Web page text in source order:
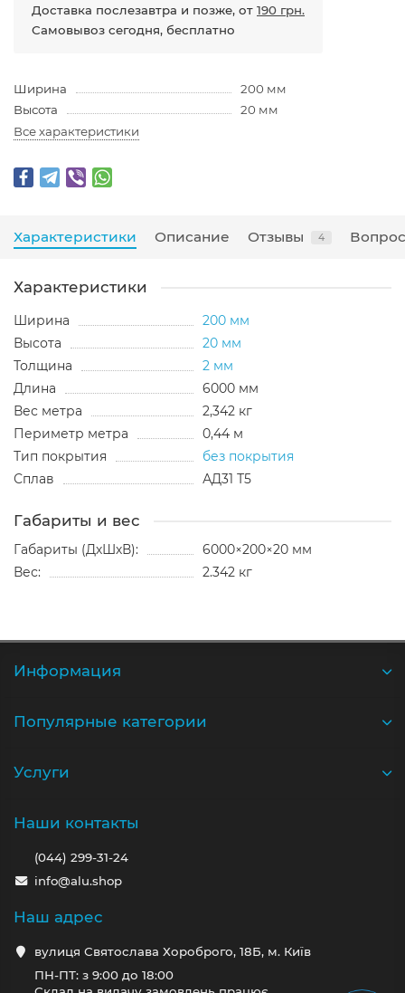
Доставка послезавтра и позже, от 190 грн.
Самовывоз сегодня, бесплатно
Ширина
200 мм
Высота
20 мм
Все характеристики
Характеристики Описание Отзывы 4
Характеристики
Ширина
200 мм
Высота
20 мм
Толщина
2 мм
Длина
6000 мм
Вес метра
2,342 кг
Периметр метра
0,44 м
Тип покрытия
без покрытия
Сплав
АД31 Т5
Габариты и вес
Габариты (ДхШхВ):
6000×200×20 мм
Вес:
2.342 кг
Информация
Популярные категории
Услуги
Наши контакты
(044) 299-31-24
info@alu.shop
Наш адрес
вулиця Святослава Хороброго, 18Б, м. Київ
ПН-ПТ: з 9:00 до 18:00